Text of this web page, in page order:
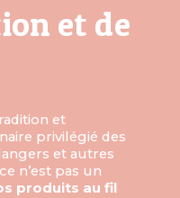
et de
et
privilégié des
et autres
n’est pas un
produits au fil